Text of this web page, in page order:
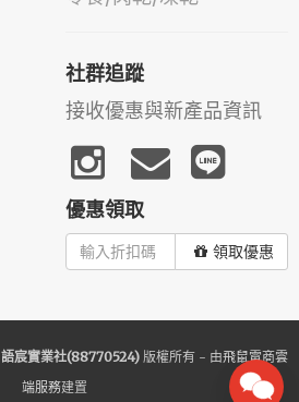
社群追蹤
接收優惠與新產品資訊
優惠領取
領取優惠
語宸實業社(88770524) 版權所有 - 由飛鼠電商雲
端服務建置